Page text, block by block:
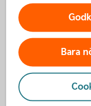
Hur beställer
Hur ersätter
Hur ändrar jag
Bara